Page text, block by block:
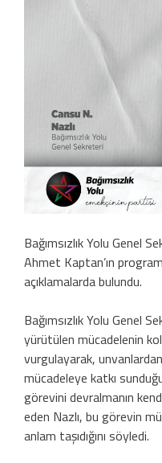
Bağımsızlık Yolu Genel
Ahmet Kaptan’ın
açıklamalarda bulundu.
Bağımsızlık Yolu Genel
yürütülen mücadelenin
vurgulayarak,
mücadeleye katkı
görevini devralmanın
eden Nazlı, bu görevin
anlam taşıdığını söyledi.